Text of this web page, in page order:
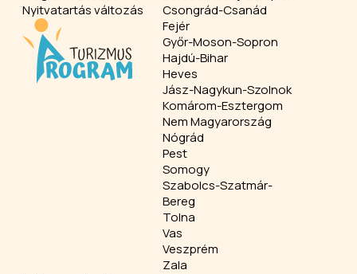
Nyitvatartás változás
Csongrád-Csanád
Fejér
Győr-Moson-Sopron
Hajdú-Bihar
Heves
Jász-Nagykun-Szolnok
Komárom-Esztergom
Nem Magyarország
Nógrád
Pest
Somogy
Szabolcs-Szatmár-
Bereg
Tolna
Vas
Veszprém
Zala